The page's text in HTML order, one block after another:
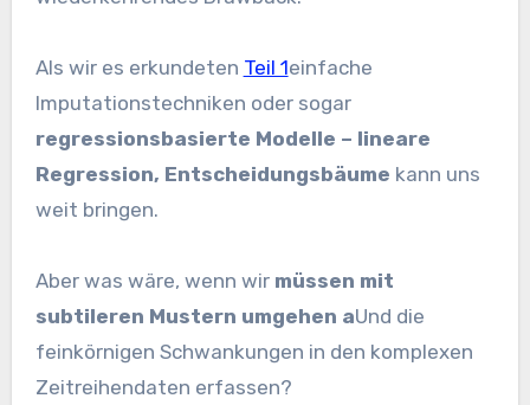
Als wir es erkundeten Teil 1einfache
Imputationstechniken oder sogar
regressionsbasierte Modelle – lineare
Regression, Entscheidungsbäume kann uns
weit bringen.
Aber was wäre, wenn wir müssen mit
subtileren Mustern umgehen aUnd die
feinkörnigen Schwankungen in den komplexen
Zeitreihendaten erfassen?